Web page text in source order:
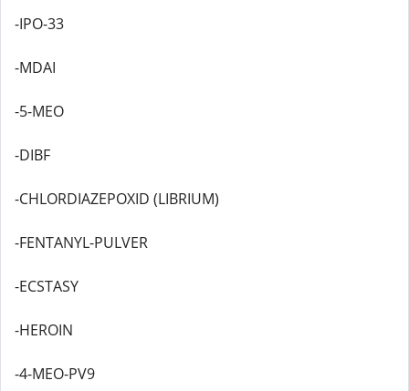
-IPO-33
-MDAI
-5-MEO
-DIBF
-CHLORDIAZEPOXID (LIBRIUM)
-FENTANYL-PULVER
-ECSTASY
-HEROIN
-4-MEO-PV9